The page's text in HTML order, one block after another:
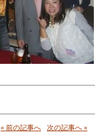
« 前の記事へ 次の記事へ »